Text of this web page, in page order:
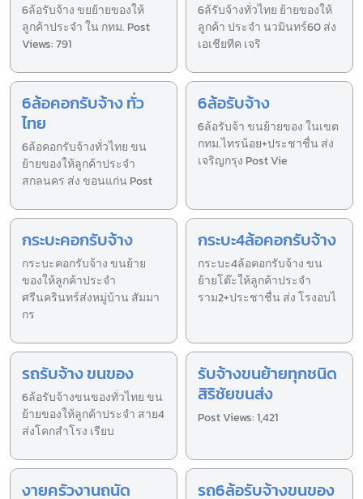
6ล้อรับจ้าง ขยย้ายของให้
ลูกค้าประจำ ใน กทม. Post
Views: 791
6ล้รับจ้างทั่วไทย ย้ายของให้
ลูกค้า ประจำ นวมินทร์60 ส่ง
เอเชียทีค เจริ
6ล้อคอกรับจ้าง ทั่ว
ไทย
6ล้อคอกรับจ้างทั่วไทย ขน
ย้ายของให้ลูกค้าประจำ
สกลนคร ส่ง ขอนแก่น Post
6ล้อรับจ้าง
6ล้อรับจ้า ขนย้ายของ ในเขต
กทม.ไทรน้อย+ประชาชื่น ส่ง
เจริญกรุง Post Vie
กระบะคอกรับจ้าง
กระบะคอกรับจ้าง ขนย้าย
ของให้ลูกค้าประจำ
ศรีนครินทร์ส่งหมู่บ้าน สัมมา
กร
กระบะ4ล้อคอกรับจ้าง
กระบะ4ล้อคอกรับจ้าง ขน
ย้ายโต๊ะให้ลูกค้าประจำ
ราม2+ประชาชื่น ส่ง โรงอบไ
รถรับจ้าง ขนของ
6ล้อรับจ้างขนของทั่วไทย ขน
ย้ายของให้ลูกค้าประจำ สาย4
ส่งโคกสำโรง เรียบ
รับจ้างขนย้ายทุกชนิด
สิริชัยขนส่ง
Post Views: 1,421
งายครัวงานถนัด
รถ6ล้อรับจ้างขนของ